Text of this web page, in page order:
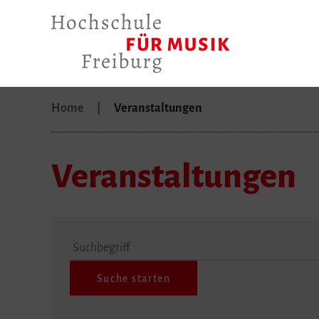
Home Veranstaltungen
Veranstaltungen
Suchbegriff